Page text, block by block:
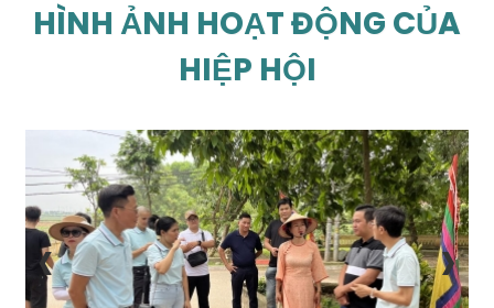
HÌNH ẢNH HOẠT ĐỘNG CỦA
HIỆP HỘI
‹ ›